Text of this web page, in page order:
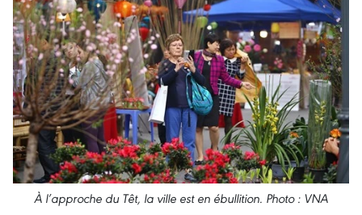
À l’approche du Têt, la ville est en ébullition. Photo : VNA